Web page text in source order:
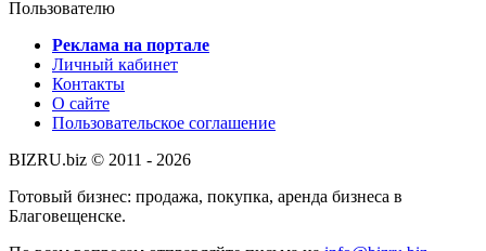
Пользователю
Реклама на портале
Личный кабинет
Контакты
О сайте
Пользовательское соглашение
BIZRU.biz © 2011 - 2026
Готовый бизнес: продажа, покупка, аренда бизнеса в
Благовещенске.